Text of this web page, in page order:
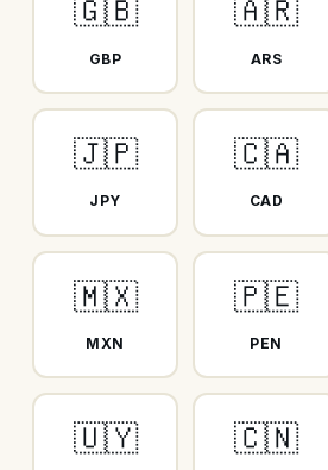
🇬🇧
GBP
🇦🇷
ARS
🇯🇵
JPY
🇨🇦
CAD
🇲🇽
MXN
🇵🇪
PEN
🇺🇾 🇨🇳